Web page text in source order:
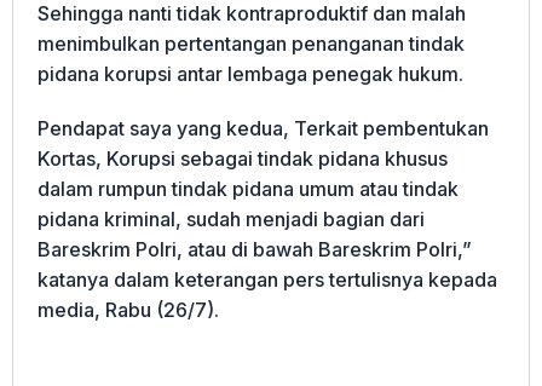
Sehingga nanti tidak kontraproduktif dan malah
menimbulkan pertentangan penanganan tindak
pidana korupsi antar lembaga penegak hukum.
Pendapat saya yang kedua, Terkait pembentukan
Kortas, Korupsi sebagai tindak pidana khusus
dalam rumpun tindak pidana umum atau tindak
pidana kriminal, sudah menjadi bagian dari
Bareskrim Polri, atau di bawah Bareskrim Polri,”
katanya dalam keterangan pers tertulisnya kepada
media, Rabu (26/7).